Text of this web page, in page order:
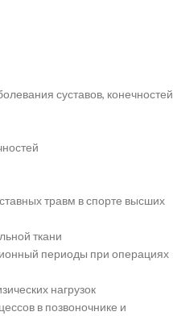
суставов, конечностей
травм в спорте высших
ткани
периоды при операциях
нагрузок
в позвоночнике и